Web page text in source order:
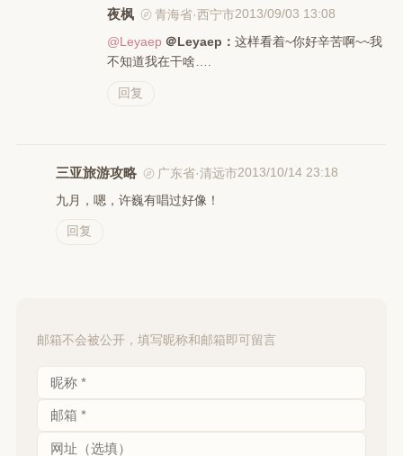
夜枫 青海省·西宁市2013/09/03 13:08
@Leyaep ＠Leyaep：这样看着~你好辛苦啊~~我
不知道我在干啥….
回复
三亚旅游攻略 广东省·清远市2013/10/14 23:18
九月，嗯，许巍有唱过好像！
回复
邮箱不会被公开，填写昵称和邮箱即可留言